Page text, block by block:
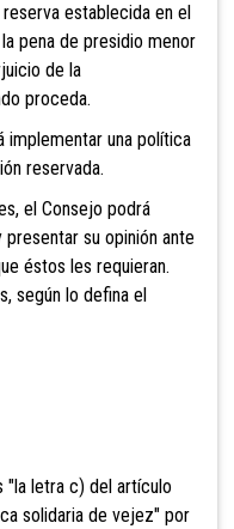
establecida en el
pena de presidio menor
de la
proceda.
una política
reservada.
el Consejo podrá
su opinión ante
éstos les requieran.
según lo defina el
"la letra c) del artículo
solidaria de vejez" por